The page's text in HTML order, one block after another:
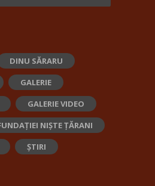
DINU SĂRARU
GALERIE
GALERIE VIDEO
NIȘTE ȚĂRANI
ȘTIRI